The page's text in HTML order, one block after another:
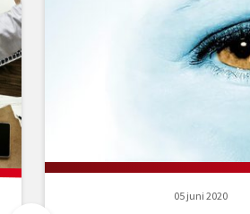
05 juni 2020